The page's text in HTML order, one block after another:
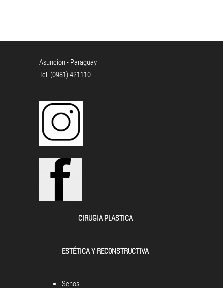
Asuncion - Paraguay
Tel: (0981) 421110
CIRUGIA PLASTICA
ESTÉTICA Y RECONSTRUCTIVA
Senos